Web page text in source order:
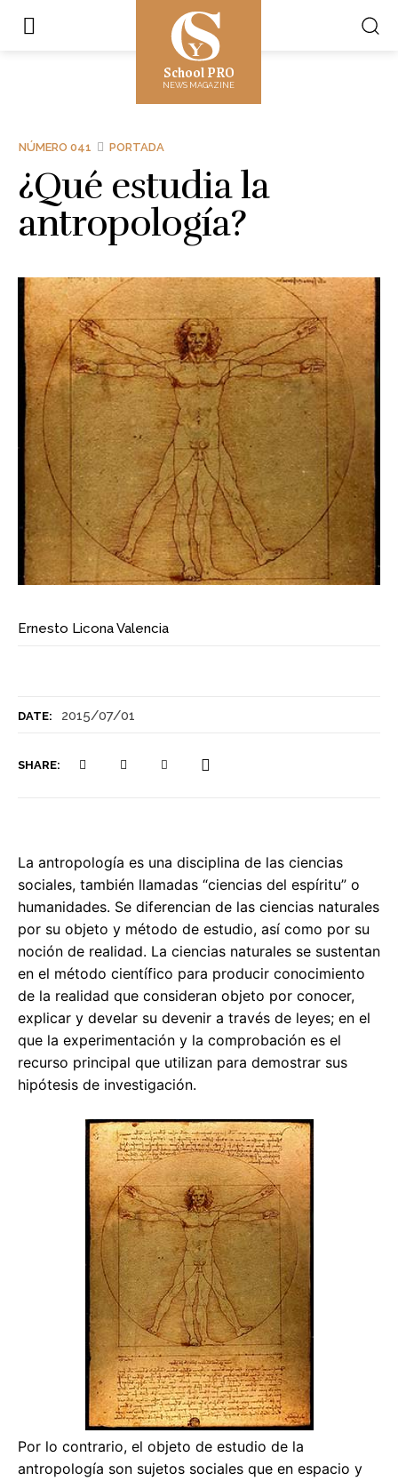
School PRO
NEWS MAGAZINE
DATE: 2015/07/01
SHARE:
NÚMERO 041 PORTADA
¿Qué estudia la
antropología?
Ernesto Licona Valencia
La antropología es una disciplina de las ciencias
sociales, también llamadas “ciencias del espíritu” o
humanidades. Se diferencian de las ciencias naturales
por su objeto y método de estudio, así como por su
noción de realidad. La ciencias naturales se sustentan
en el método científico para producir conocimiento
de la realidad que consideran objeto por conocer,
explicar y develar su devenir a través de leyes; en el
que la experimentación y la comprobación es el
recurso principal que utilizan para demostrar sus
hipótesis de investigación.
Por lo contrario, el objeto de estudio de la
antropología son sujetos sociales que en espacio y